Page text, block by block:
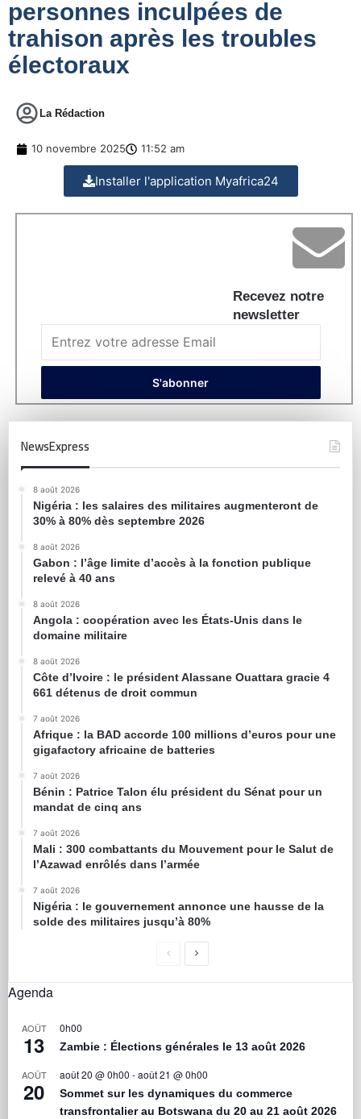
personnes inculpées de
trahison après les troubles
électoraux
La Rédaction
10 novembre 2025 11:52 am
Installer l'application Myafrica24
Recevez notre
newsletter
NewsExpress
8 août 2026
Nigéria : les salaires des militaires augmenteront de
30% à 80% dès septembre 2026
8 août 2026
Gabon : l’âge limite d’accès à la fonction publique
relevé à 40 ans
8 août 2026
Angola : coopération avec les États-Unis dans le
domaine militaire
8 août 2026
Côte d’Ivoire : le président Alassane Ouattara gracie 4
661 détenus de droit commun
7 août 2026
Afrique : la BAD accorde 100 millions d’euros pour une
gigafactory africaine de batteries
7 août 2026
Bénin : Patrice Talon élu président du Sénat pour un
mandat de cinq ans
7 août 2026
Mali : 300 combattants du Mouvement pour le Salut de
l’Azawad enrôlés dans l’armée
7 août 2026
Nigéria : le gouvernement annonce une hausse de la
solde des militaires jusqu’à 80%
Agenda
AOÛT
13
0h00
Zambie : Élections générales le 13 août 2026
AOÛT
20
août 20 @ 0h00 -août 21 @ 0h00
Sommet sur les dynamiques du commerce
transfrontalier au Botswana du 20 au 21 août 2026